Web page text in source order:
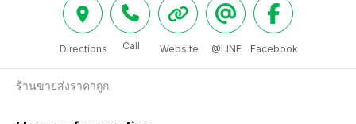
Directions Call Website @LINE Facebook
ร้านขายส่งราคาถูก